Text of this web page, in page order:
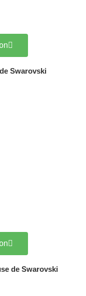
Swarovski
de Swarovski